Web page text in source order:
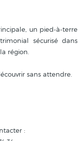
un pied-à-terre
sécurisé dans
région.
sans attendre.
: